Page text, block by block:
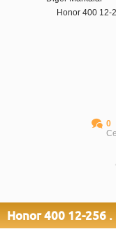
Honor 400 12-
0
Honor 400 12-256